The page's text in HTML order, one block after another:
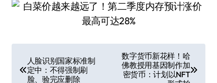
章
人脸识别国家标准制
定中：不得强制刷
脸、验完应删除
数字货币新花样！哈
佛教授用基因制作加
密货币：计划以NFT